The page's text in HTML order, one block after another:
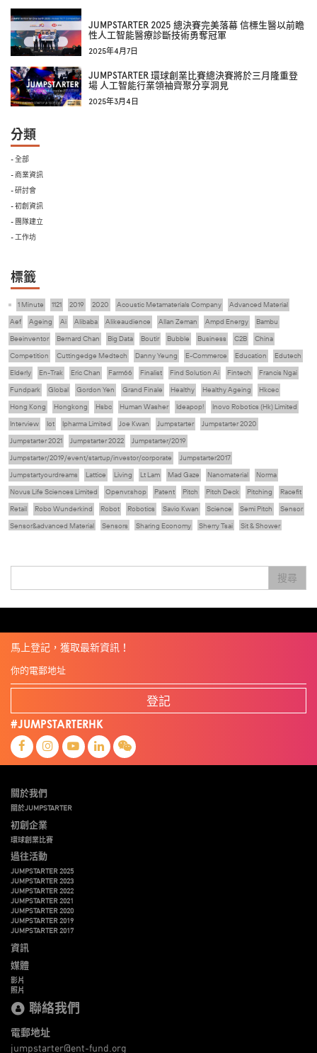
JUMPSTARTER 2025 總決賽完美落幕 信標生醫以前瞻
性人工智能醫療診斷技術勇奪冠軍
2025年4月7日
JUMPSTARTER 環球創業比賽總決賽將於三月隆重登
場 人工智能行業領袖齊聚分享洞見
2025年3月4日
分類
- 全部
- 商業資訊
- 研討會
- 初創資訊
- 團隊建立
- 工作坊
標籤
1 Minute 1121 2019 2020 Acoustic Metamaterials Company
Advanced Material
Aef
Ageing Ai Alibaba Alikeaudience Allan Zeman Ampd Energy
Bambu
Beeinventor
Bernard Chan Big Data Boutir Bubble Business C2B
China
Competition
Cuttingedge Medtech Danny Yeung E-Commerce Education
Edutech
Elderly
En-Trak Eric Chan Farm66 Finalist Find Solution Ai Fintech
Francis Ngai
Fundpark
Global Gordon Yen Grand Finale Healthy Healthy Ageing
Hkcec
Hong Kong
Hongkong Hsbc Human Washer Ideapop!
Inovo Robotics (Hk) Limited
Interview
Iot Ipharma Limited Joe Kwan Jumpstarter
Jumpstarter 2020
Jumpstarter 2021
Jumpstarter 2022
Jumpstarter/2019
Jumpstarter/2019/event/startup/investor/corporate
Jumpstarter2017
Jumpstartyourdreams
Lattice Living Lt Lam Mad Gaze Nanomaterial
Norma
Novus Life Sciences Limited
Openvr.shop Patent Pitch Pitch Deck Pitching
Racefit
Retail
Robo Wunderkind Robot Robotics Savio Kwan Science Semi Pitch
Sensor
Sensor&advanced Material
Sensors Sharing Economy Sherry Tsai
Sit & Shower
朱嘉盈
林亮 楊聖武 機械人技術 盛智文 線上視頻 總決賽 蔡曉慧
車品覺
搜尋
馬上登記，獲取最新資訊！
登記
#JUMPSTARTERHK
關於我們
關於JUMPSTARTER
初創企業
環球創業比賽
過往活動
JUMPSTARTER 2025
JUMPSTARTER 2023
JUMPSTARTER 2022
JUMPSTARTER 2021
JUMPSTARTER 2020
JUMPSTARTER 2019
JUMPSTARTER 2017
資訊
媒體
影片
照片
聯絡我們
電郵地址
jumpstarter@ent-fund.org